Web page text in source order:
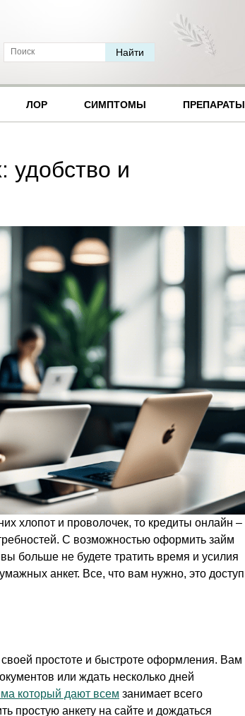
ЛОР СИМПТОМЫ ПРЕПАРАТЫ
удобство и
хлопот и проволочек, то кредиты онлайн –
С возможностью оформить займ
больше не будете тратить время и усилия
анкет. Все, что вам нужно, это доступ
простоте и быстроте оформления. Вам
или ждать несколько дней
который дают всем занимает всего
простую анкету на сайте и дождаться